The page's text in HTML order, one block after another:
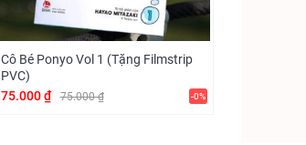
Cô Bé Ponyo Vol 1 (Tặng Filmstrip
PVC)
75.000 ₫
75.000 ₫ -0%